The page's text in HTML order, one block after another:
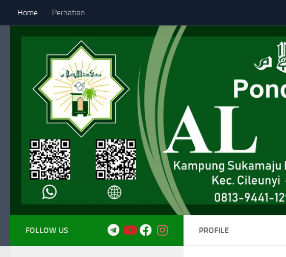
Skip to content
Home Perhatian
PROFILE
FOLLOW US